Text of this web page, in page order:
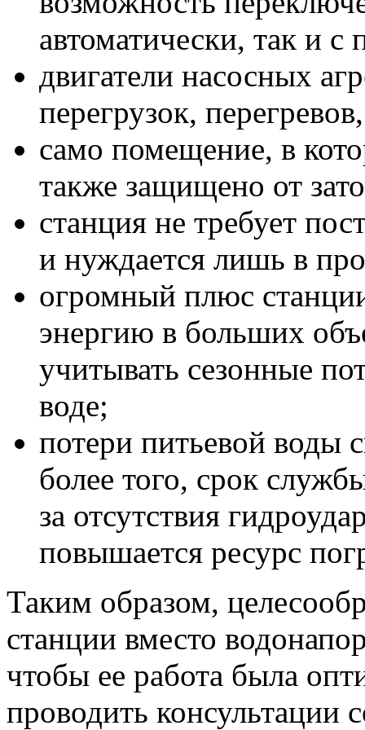
автоматически, так и
двигатели насосных
перегрузок,
само помещение, в
также защищено от
станция не требует
и нуждается лишь в
огромный плюс
энергию в больших
учитывать сезонные
воде;
потери питьевой воды
более того, срок
за отсутствия
повышается ресурс
Таким образом,
станции вместо
чтобы ее работа была
проводить консультации